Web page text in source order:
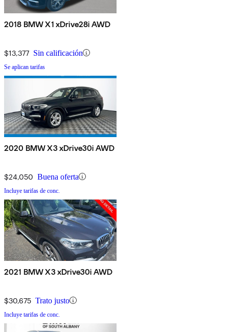
2018 BMW X1 xDrive28i AWD
$13,377 Sin calificación
Se aplican tarifas
2020 BMW X3 xDrive30i AWD
$24,050 Buena oferta
Incluye tarifas de conc.
2021 BMW X3 xDrive30i AWD
$30,675 Trato justo
Incluye tarifas de conc.